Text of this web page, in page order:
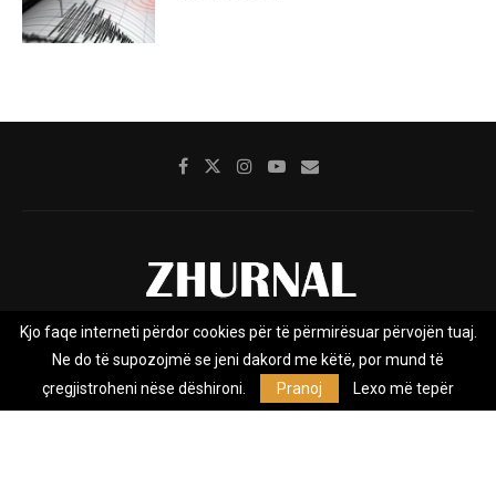
Rreth nesh Impresumi Marketing
Kontakt
Privacy Policy
Zhurnal.mk është Agjenci e Lajmeve e pavarur, e themeluar në vitin
Kjo faqe interneti përdor cookies për të përmirësuar përvojën tuaj.
Ne do të supozojmë se jeni dakord me këtë, por mund të
çregjistroheni nëse dëshironi.
Pranoj Lexo më tepër